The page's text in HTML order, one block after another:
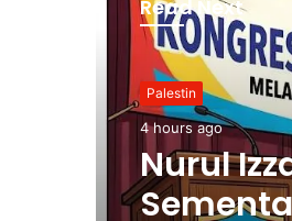
Read Next
Palestin
4 hours ago
Nurul